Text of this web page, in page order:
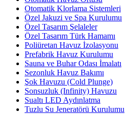
Otomatik Klorlama Sistemleri
Özel Jakuzi ve Spa Kurulumu
Özel Tasarım Şelaleler
Özel Tasarım Türk Hamamı
Poliüretan Havuz İzolasyonu
Prefabrik Havuz Kurulumu
Sauna ve Buhar Odası İmalatı
Sezonluk Havuz Bakımı
Şok Havuzu (Cold Plunge)
Sonsuzluk (Infinity) Havuzu
Sualtı LED Aydınlatma
Tuzlu Su Jeneratörü Kurulumu